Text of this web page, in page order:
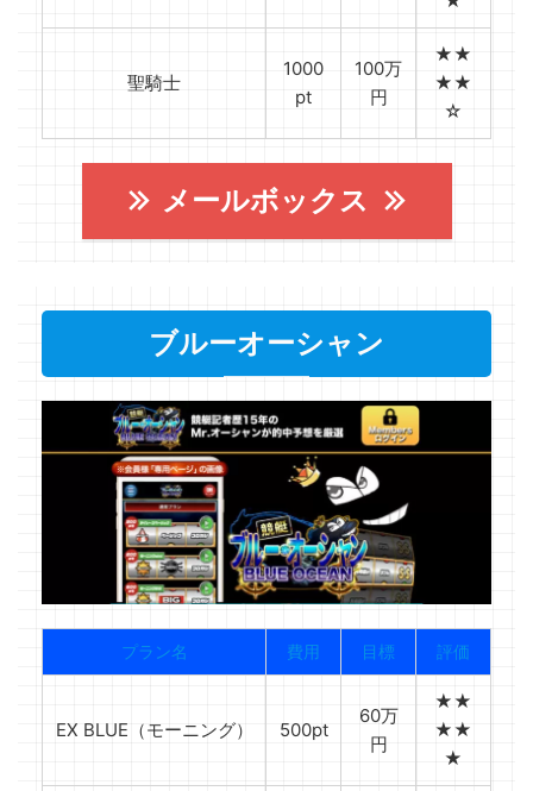
聖騎士
1000
pt
100万
円
★★
★★
☆
メールボックス
ブルーオーシャン
プラン名 費用 目標 評価
EX BLUE（モーニング） 500pt
60万
円
★★
★★
★